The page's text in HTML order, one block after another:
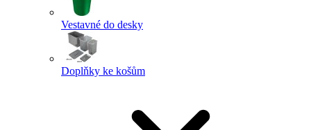
Vestavné do desky
Doplňky ke košům